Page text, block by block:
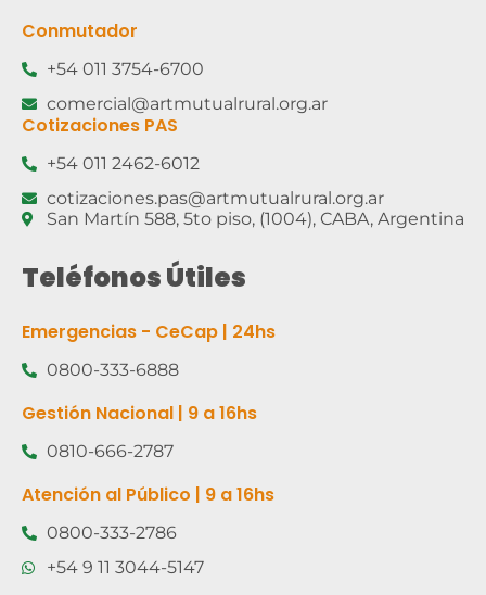
Conmutador
+54 011 3754-6700
comercial@artmutualrural.org.ar
Cotizaciones PAS
+54 011 2462-6012
cotizaciones.pas@artmutualrural.org.ar
San Martín 588, 5to piso, (1004), CABA, Argentina
Teléfonos Útiles
Emergencias - CeCap | 24hs
0800-333-6888
Gestión Nacional | 9 a 16hs
0810-666-2787
Atención al Público | 9 a 16hs
0800-333-2786
+54 9 11 3044-5147